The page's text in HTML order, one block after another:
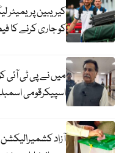
کو جاری کرنے کا
میں نے پی ٹی آئی
اسپیکرقومی
آزاد